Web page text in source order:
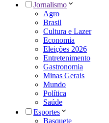
Jornalismo
Agro
Brasil
Cultura e Lazer
Economia
Eleições 2026
Entretenimento
Gastronomia
Minas Gerais
Mundo
Política
Saúde
Esportes
Basquete